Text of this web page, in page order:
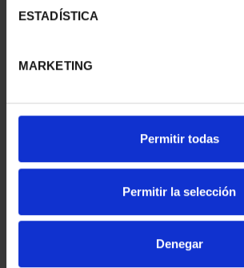
ESTADÍSTICA
MARKETING
Permitir todas
Permitir la selección
Denegar
275 ANNIVERSARY OF
€1,069.00
425